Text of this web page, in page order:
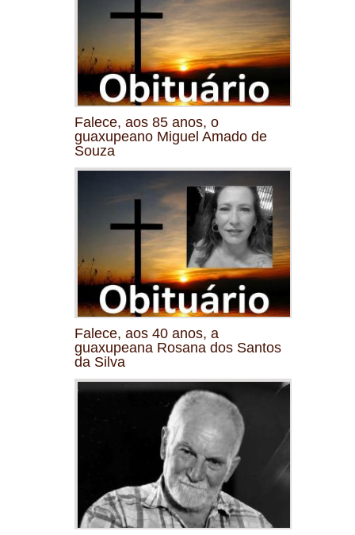
Falece, aos 85 anos, o
guaxupeano Miguel Amado de
Souza
Falece, aos 40 anos, a
guaxupeana Rosana dos Santos
da Silva